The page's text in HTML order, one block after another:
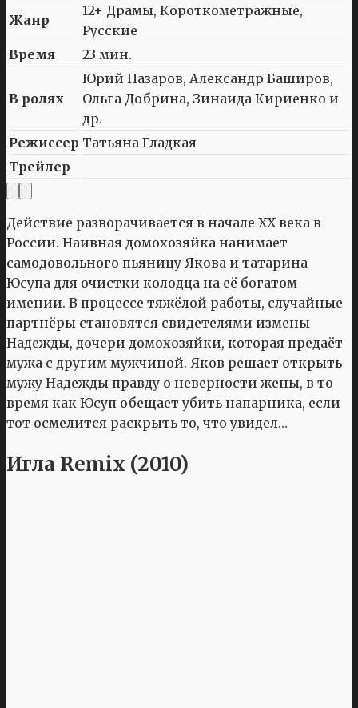
Жанр
12+ Драмы, Короткометражные,
Русские
Время
23 мин.
В ролях
Юрий Назаров, Александр Баширов,
Ольга Добрина, Зинаида Кириенко и
др.
Режиссер Татьяна Гладкая
Трейлер
Действие разворачивается в начале XX века в
России. Наивная домохозяйка нанимает
самодовольного пьяницу Якова и татарина
Юсупа для очистки колодца на её богатом
имении. В процессе тяжёлой работы, случайные
партнёры становятся свидетелями измены
Надежды, дочери домохозяйки, которая предаёт
мужа с другим мужчиной. Яков решает открыть
мужу Надежды правду о неверности жены, в то
время как Юсуп обещает убить напарника, если
тот осмелится раскрыть то, что увидел…
Игла Remix (2010)